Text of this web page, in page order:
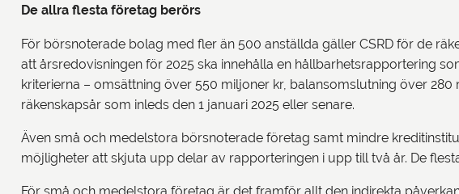
De allra flesta företag berörs
För börsnoterade bolag med fler än 500 anställda gäller CSRD för de
att årsredovisningen för 2025 ska innehålla en hållbarhetsrapportering
kriterierna – omsättning över 550 miljoner kr, balansomslutning över
räkenskapsår som inleds den 1 januari 2025 eller senare.
Även små och medelstora börsnoterade företag samt mindre
möjligheter att skjuta upp delar av rapporteringen i upp till två år. De
För små och medelstora företag är det framför allt den indirekta